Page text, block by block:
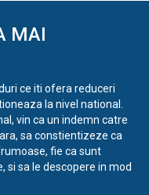
MAI
ce iti ofera reduceri
la nivel national.
vin ca un indemn catre
sa constientizeze ca
fie ca sunt
si sa le descopere in mod